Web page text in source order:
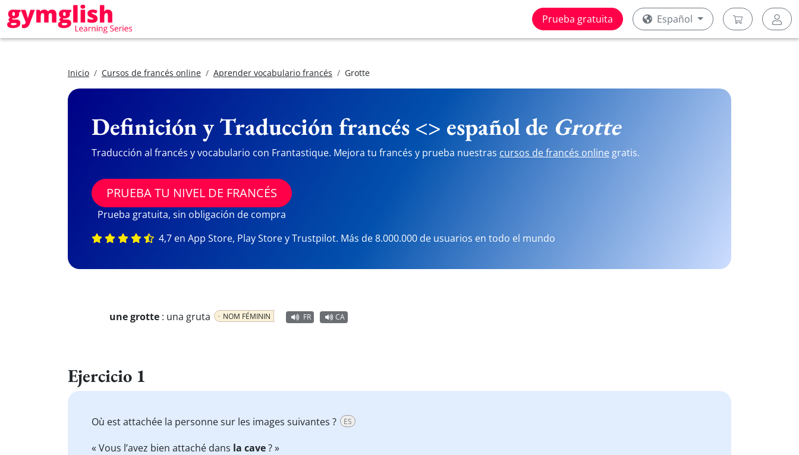
Prueba gratuita Español
Inicio Cursos de francés online Aprender vocabulario francés Grotte
Definición y Traducción francés <> español de Grotte
Traducción al francés y vocabulario con Frantastique. Mejora tu francés y prueba nuestras cursos de francés online gratis.
PRUEBA TU NIVEL DE FRANCÉS
Prueba gratuita, sin obligación de compra
4,7 en App Store, Play Store y Trustpilot. Más de 8.000.000 de usuarios en todo el mundo
une grotte : una gruta NOM FÉMININ FR CA
Ejercicio 1
Où est attachée la personne sur les images suivantes ? ES
« Vous l’avez bien attaché dans la cave? »